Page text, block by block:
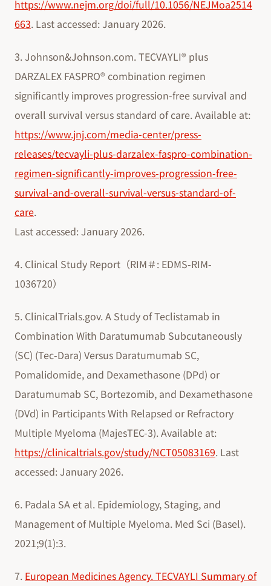
https://www.nejm.org/doi/full/10.1056/NEJMoa2514
663. Last accessed: January 2026.
3. Johnson&Johnson.com. TECVAYLI® plus
DARZALEX FASPRO® combination regimen
significantly improves progression-free survival and
overall survival versus standard of care. Available at:
https://www.jnj.com/media-center/press-
releases/tecvayli-plus-darzalex-faspro-combination-
regimen-significantly-improves-progression-free-
survival-and-overall-survival-versus-standard-of-
care.
Last accessed: January 2026.
4. Clinical Study Report（RIM＃: EDMS-RIM-
1036720）
5. ClinicalTrials.gov. A Study of Teclistamab in
Combination With Daratumumab Subcutaneously
(SC) (Tec-Dara) Versus Daratumumab SC,
Pomalidomide, and Dexamethasone (DPd) or
Daratumumab SC, Bortezomib, and Dexamethasone
(DVd) in Participants With Relapsed or Refractory
Multiple Myeloma (MajesTEC-3). Available at:
https://clinicaltrials.gov/study/NCT05083169. Last
accessed: January 2026.
6. Padala SA et al. Epidemiology, Staging, and
Management of Multiple Myeloma. Med Sci (Basel).
2021;9(1):3.
7. European Medicines Agency. TECVAYLI Summary of